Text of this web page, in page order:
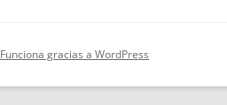
Funciona gracias a WordPress